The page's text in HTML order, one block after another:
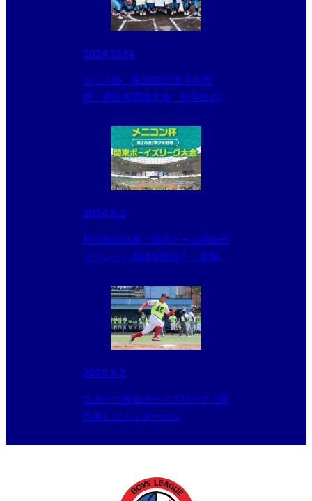
2024.10.14
ゼット杯 第36回日本少年野
球 東日本選抜大会 中学生の
2024.5.3
肘の検診結果（西武ドーム開会式
イベント）303名受診！ 定期健
2022.5.7
スポーツ報知ボーイズリーグ（東
日本）ツイッターから